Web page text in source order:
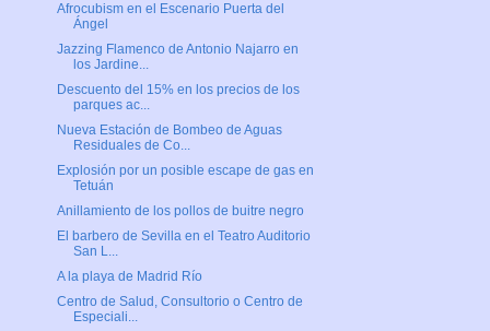
Afrocubism en el Escenario Puerta del
Ángel
Jazzing Flamenco de Antonio Najarro en
los Jardine...
Descuento del 15% en los precios de los
parques ac...
Nueva Estación de Bombeo de Aguas
Residuales de Co...
Explosión por un posible escape de gas en
Tetuán
Anillamiento de los pollos de buitre negro
El barbero de Sevilla en el Teatro Auditorio
San L...
A la playa de Madrid Río
Centro de Salud, Consultorio o Centro de
Especiali...